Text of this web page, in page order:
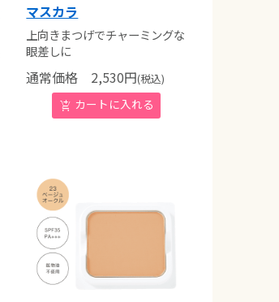
マスカラ
上向きまつげでチャーミングな
眼差しに
通常価格 2,530円(税込)